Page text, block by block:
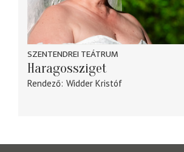
SZENTENDREI TEÁTRUM
Haragossziget
Rendező Widder Kristóf